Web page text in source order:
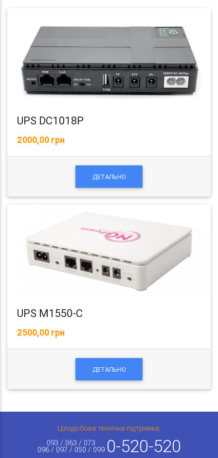
UPS DC1018P
2000,00 грн
ДЕТАЛЬНО
UPS M1550-C
2500,00 грн
ДЕТАЛЬНО
Цілодобова технічна підтримка:
093 / 063 / 073
096 / 097 / 050 / 099 0-520-520